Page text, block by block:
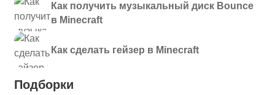
Как получить музыкальный диск Bounce
в Minecraft
Как сделать гейзер в Minecraft
Подборки